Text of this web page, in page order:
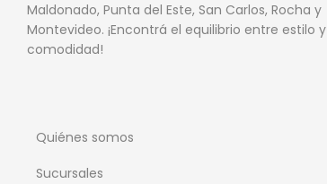
Maldonado, Punta del Este, San Carlos, Rocha y
Montevideo. ¡Encontrá el equilibrio entre estilo y
comodidad!
Quiénes somos
Sucursales